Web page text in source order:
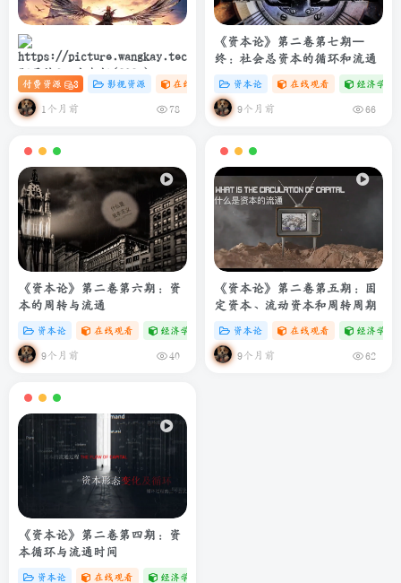
阿凡达3：火与烬(2025)
4K+1080P 中英双字 夸克&度盘
&迅雷下载
付费资源 3 影视资源 在线观看 # 4K # 电影
1个月前 78
《资本论》第二卷第七期—
终：社会总资本的循环和流通
资本论 在线观看 经济学专
9个月前 66
《资本论》第二卷第六期：资
本的周转与流通
资本论 在线观看 经济学专题 # zibll # C
9个月前 40
《资本论》第二卷第五期：固
定资本、流动资本和周转周期
资本论 在线观看 经济学专
9个月前 62
《资本论》第二卷第四期：资
本循环与流通时间
资本论 在线观看 经济学专题